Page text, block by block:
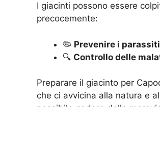
I giacinti possono essere
precocemente:
🦠 Prevenire i
🔍 Controllo delle
Preparare il giacinto per
che ci avvicina alla natura e
possibile godere della